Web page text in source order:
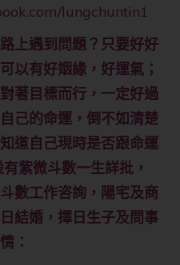
lungchuntin1
上遇到問題？只要好好
以有好姻緣，好運氣；
著目標而行，一定好過
己的命運，倒不如清楚
道自己現時是否跟命運
紫微斗數一生詳批，
數工作咨詢，陽宅及商
結婚，擇日生子及問事
：